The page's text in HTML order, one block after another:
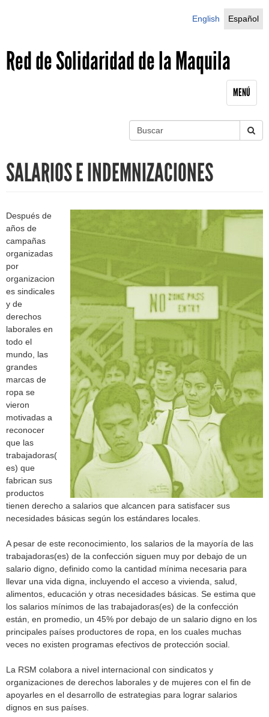
English
Español
Red de Solidaridad de la Maquila
MENÚ
SALARIOS E INDEMNIZACIONES
Después de
años de
campañas
organizadas
por
organizacion
es sindicales
y de
derechos
laborales en
todo el
mundo, las
grandes
marcas de
ropa se
vieron
motivadas a
reconocer
que las
trabajadoras(
es) que
fabrican sus
productos
tienen derecho a salarios que alcancen para satisfacer sus
necesidades básicas según los estándares locales.
A pesar de este reconocimiento, los salarios de la mayoría de las
trabajadoras(es) de la confección siguen muy por debajo de un
salario digno, definido como la cantidad mínima necesaria para
llevar una vida digna, incluyendo el acceso a vivienda, salud,
alimentos, educación y otras necesidades básicas. Se estima que
los salarios mínimos de las trabajadoras(es) de la confección
están, en promedio, un 45% por debajo de un salario digno en los
principales países productores de ropa, en los cuales muchas
veces no existen programas efectivos de protección social.
La RSM colabora a nivel internacional con sindicatos y
organizaciones de derechos laborales y de mujeres con el fin de
apoyarles en el desarrollo de estrategias para lograr salarios
dignos en sus países.
S
e
c
h
o
m
u
c